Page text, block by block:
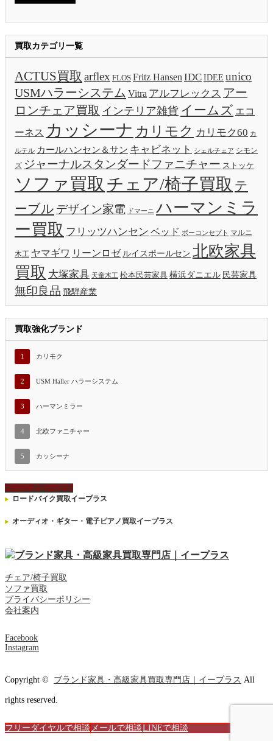
買取カテゴリ一覧
ACTUS買取 arflex FLOS Fritz Hansen IDCIDEE unico
USMハラーシステム Vitra アルフレックス アー
ロンチェア買取 インテリア雑貨 イームズ エコ
ーネス カッシーナ カリモク カリモク60 カ
ルテル カールハンセン＆サン キャビネット シェルチェア シモン
ズ ジャーナルスタンダードファニチャー ストッケ
ソファ買取 チェア/椅子買取 テ
ーブル デザイン家電 ドマーニ ハーマンミラ
ー買取 フリッツハンセン ベッド ボーコンセプト マルニ
木工 ヤマギワ リーンロゼ ルイスポールセン 北欧家具
買取 大塚家具 天童木工 松本民芸家具 横浜ダニエル 民芸家具
無印良品 飛騨産業
買取強化ブランド
1 カリモク
2 USM Haller ハラーシステム
3 ハーマンミラー
4 北欧ファニチャー
5 カッシーナ
ページ上部へ戻る
ロードバイク買取イープラス
オーディオ・ギター・電子ピアノ買取イープラス
チェア/椅子買取
ソファ買取
プライバシーポリシー
会社案内
Facebook
Instagram
Copyright © ブランド家具・高級家具買取専門店｜イープラス All
rights reserved.
フリーダイヤルで相談 メールで相談LINEで相談